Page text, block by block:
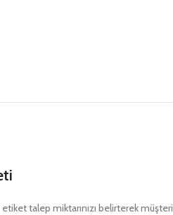
talep miktarınızı belirterek müşteri